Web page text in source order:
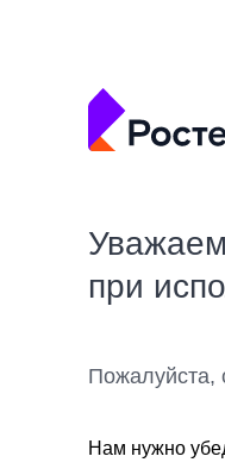
при
Пожалуйста,
Нам нужно